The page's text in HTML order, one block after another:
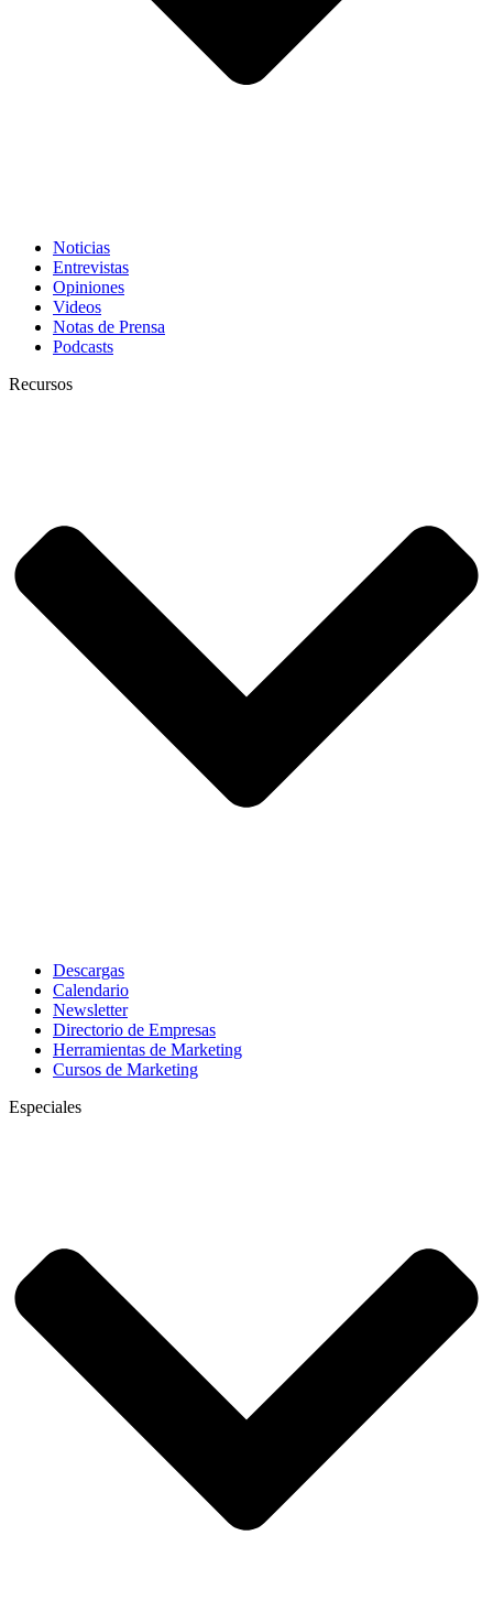
Noticias
Entrevistas
Opiniones
Videos
Notas de Prensa
Podcasts
Recursos
Descargas
Calendario
Newsletter
Directorio de Empresas
Herramientas de Marketing
Cursos de Marketing
Especiales